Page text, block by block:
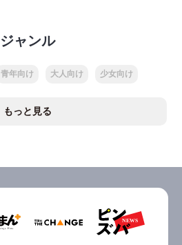
ジャンル
青年向け 大人向け 少女向け
もっと見る